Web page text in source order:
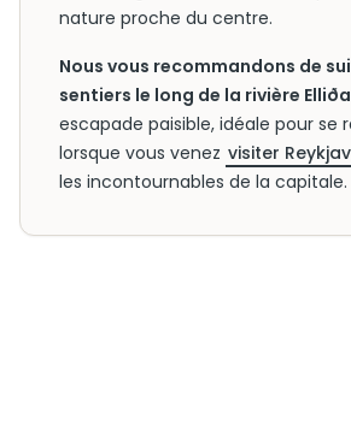
nature proche du centre.
Nous vous recommandons de
sentiers le long de la rivière
escapade paisible, idéale pour se
lorsque vous venez visiter
les incontournables de la capitale.